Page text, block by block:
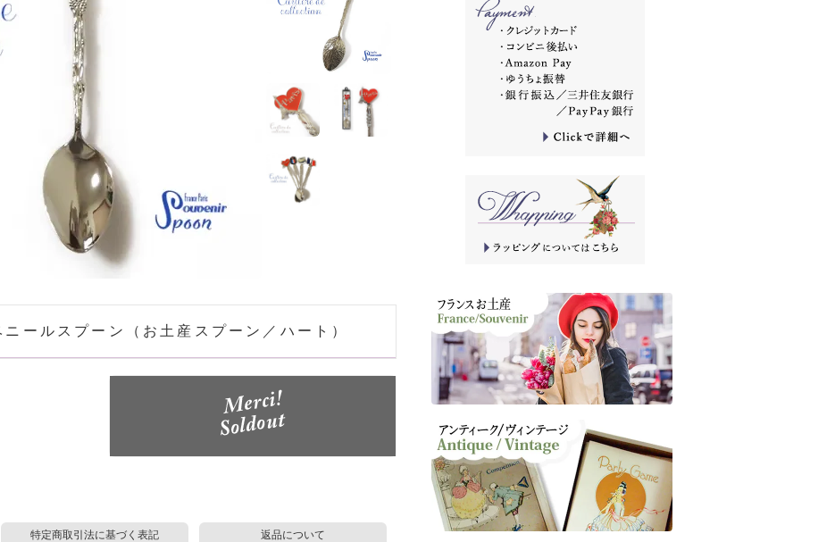
ールスプーン（お土産スプーン／ハート）
特定商取引法に基づく表記 返品について